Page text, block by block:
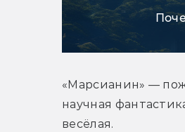
«Марсианин» —
научная
весёлая.